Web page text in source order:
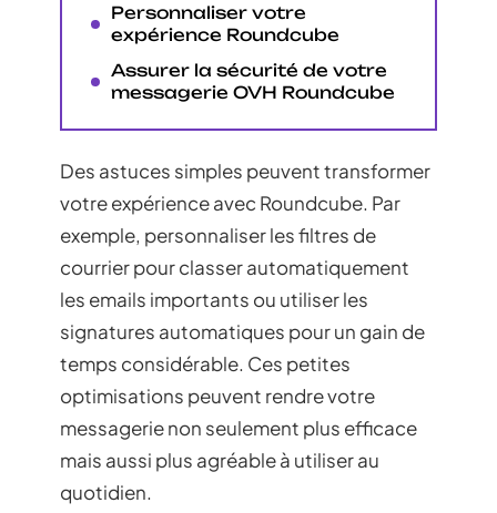
Personnaliser votre
expérience Roundcube
Assurer la sécurité de votre
messagerie OVH Roundcube
Des astuces simples peuvent transformer
votre expérience avec Roundcube. Par
exemple, personnaliser les filtres de
courrier pour classer automatiquement
les emails importants ou utiliser les
signatures automatiques pour un gain de
temps considérable. Ces petites
optimisations peuvent rendre votre
messagerie non seulement plus efficace
mais aussi plus agréable à utiliser au
quotidien.